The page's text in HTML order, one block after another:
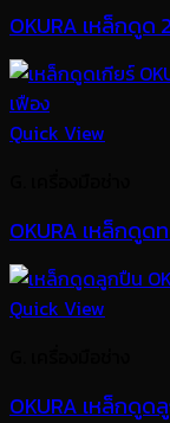
OKURA เหล็กดูด
Quick View
OKURA เหล็กดูด
Quick View
OKURA เหล็กดูด